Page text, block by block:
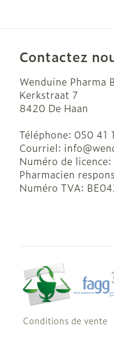
Contactez
Wenduine Pharma
Kerkstraat 7
8420 De Haan
Téléphone: 050 41
Courriel: info@
Numéro de licence:
Pharmacien
Numéro TVA:
Conditions de vente